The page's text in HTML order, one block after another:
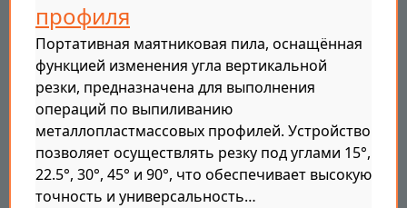
профиля
Портативная маятниковая пила, оснащённая
функцией изменения угла вертикальной
резки, предназначена для выполнения
операций по выпиливанию
металлопластмассовых профилей. Устройство
позволяет осуществлять резку под углами 15°,
22.5°, 30°, 45° и 90°, что обеспечивает высокую
точность и универсальность…